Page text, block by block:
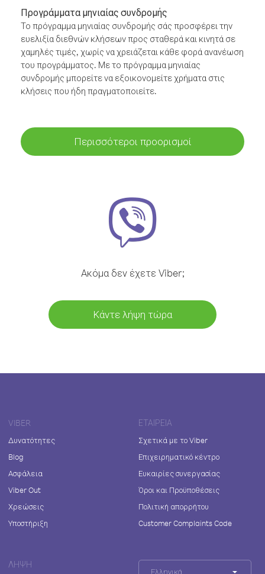
Προγράμματα μηνιαίας συνδρομής
Το πρόγραμμα μηνιαίας συνδρομής σάς προσφέρει την
ευελιξία διεθνών κλήσεων προς σταθερά και κινητά σε
χαμηλές τιμές, χωρίς να χρειάζεται κάθε φορά ανανέωση
του προγράμματος. Με το πρόγραμμα μηνιαίας
συνδρομής μπορείτε να εξοικονομείτε χρήματα στις
κλήσεις που ήδη πραγματοποιείτε.
Περισσότεροι προορισμοί
Ακόμα δεν έχετε Viber;
Κάντε λήψη τώρα
VIBER
Δυνατότητες
Blog
Ασφάλεια
Viber Out
Χρεώσεις
Υποστήριξη
ΕΤΑΙΡΕΊΑ
Σχετικά με το Viber
Επιχειρηματικό κέντρο
Ευκαιρίες συνεργασίας
Όροι και Προϋποθέσεις
Πολιτική απορρήτου
Customer Complaints Code
ΛΉΨΗ
Ελληνικά